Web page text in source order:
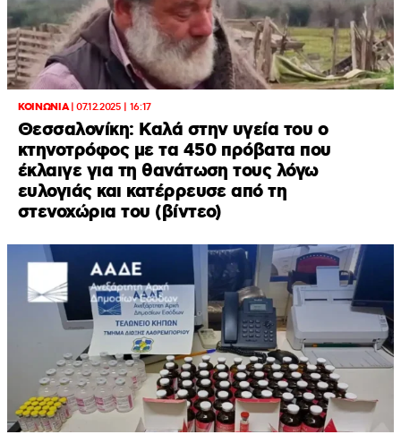
ΚΟΙΝΩΝΙΑ|07.12.2025 | 16:17
Θεσσαλονίκη: Καλά στην υγεία του ο
κτηνοτρόφος με τα 450 πρόβατα που
έκλαιγε για τη θανάτωση τους λόγω
ευλογιάς και κατέρρευσε από τη
στενοχώρια του (βίντεο)